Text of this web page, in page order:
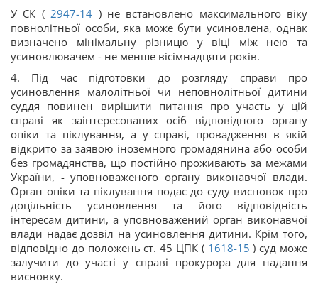
У СК (2947-14 ) не встановлено максимального віку
повнолітньої особи, яка може бути усиновлена, однак
визначено мінімальну різницю у віці між нею та
усиновлювачем - не менше вісімнадцяти років.
4. Під час підготовки до розгляду справи про
усиновлення малолітньої чи неповнолітньої дитини
суддя повинен вирішити питання про участь у цій
справі як заінтересованих осіб відповідного органу
опіки та піклування, а у справі, провадження в якій
відкрито за заявою іноземного громадянина або особи
без громадянства, що постійно проживають за межами
України, - уповноваженого органу виконавчої влади.
Орган опіки та піклування подає до суду висновок про
доцільність усиновлення та його відповідність
інтересам дитини, а уповноважений орган виконавчої
влади надає дозвіл на усиновлення дитини. Крім того,
відповідно до положень ст. 45 ЦПК ( 1618-15 ) суд може
залучити до участі у справі прокурора для надання
висновку.